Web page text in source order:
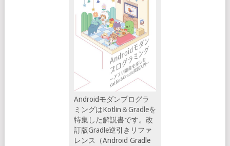
Androidモダンプログラ
ミングはKotlin＆Gradleを
特集した解説書です。改
訂版Gradle逆引きリファ
レンス（Android Gradle